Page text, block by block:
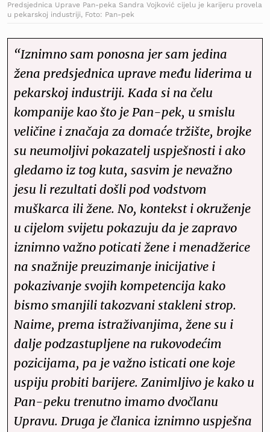
Predsjednica Uprave Pan-peka Sandra Vojković cijelu je karijeru provela
u pekarskoj industriji, Foto: Pan-pek
“Iznimno sam ponosna jer sam jedina
žena predsjednica uprave među liderima u
pekarskoj industriji. Kada si na čelu
kompanije kao što je Pan-pek, u smislu
veličine i značaja za domaće tržište, brojke
su neumoljivi pokazatelj uspješnosti i ako
gledamo iz tog kuta, sasvim je nevažno
jesu li rezultati došli pod vodstvom
muškarca ili žene. No, kontekst i okruženje
u cijelom svijetu pokazuju da je zapravo
iznimno važno poticati žene i menadžerice
na snažnije preuzimanje inicijative i
pokazivanje svojih kompetencija kako
bismo smanjili takozvani stakleni strop.
Naime, prema istraživanjima, žene su i
dalje podzastupljene na rukovodećim
pozicijama, pa je važno isticati one koje
uspiju probiti barijere. Zanimljivo je kako u
Pan-peku trenutno imamo dvočlanu
Upravu. Druga je članica iznimno uspješna